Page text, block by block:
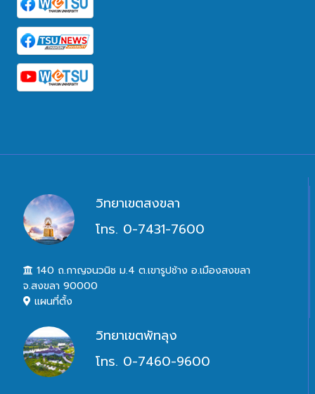
วิทยาเขตสงขลา
โทร. 0-7431-7600
140 ถ.กาญจนวนิช ม.4 ต.เขารูปช้าง อ.เมืองสงขลา
จ.สงขลา 90000
แผนที่ตั้ง
วิทยาเขตพัทลุง
โทร. 0-7460-9600